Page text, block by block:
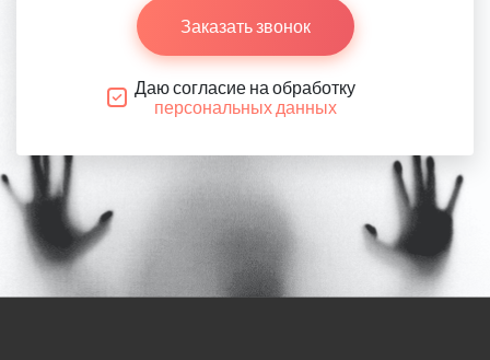
Заказать звонок
Даю согласие на обработку
персональных данных